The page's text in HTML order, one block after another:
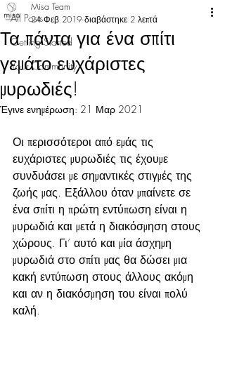
All Posts
Getting Started
Your Community
Τα πάντα για ένα σπίτι
γεμάτο ευχάριστες
μυρωδιές!
Misa Team
24 Φεβ 2019 διαβάστηκε 2 λεπτά
Έγινε ενημέρωση: 21 Μαρ 2021
Οι περισσότεροι από εμάς τις
ευχάριστες μυρωδιές τις έχουμε
συνδυάσει με σημαντικές στιγμές της
ζωής μας. Εξάλλου όταν μπαίνετε σε
ένα σπίτι η πρώτη εντύπωση είναι η
μυρωδιά και μετά η διακόσμηση στους
χώρους. Γι’ αυτό και μία άσχημη
μυρωδιά στο σπίτι μας θα δώσει μια
κακή εντύπωση στους άλλους ακόμη
και αν η διακόσμηση του είναι πολύ
καλή.